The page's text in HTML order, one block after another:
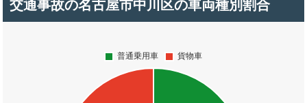
交通事故の名古屋市中川区の車両種別割合